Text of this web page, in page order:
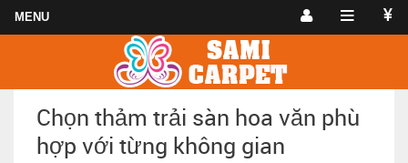
Chọn thảm trải sàn hoa văn phù
hợp với từng không gian